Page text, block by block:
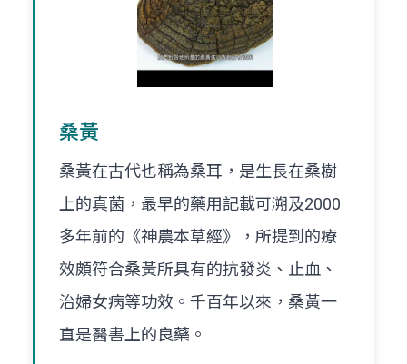
桑黃
桑黃在古代也稱為桑耳，是生長在桑樹
上的真菌，最早的藥用記載可溯及2000
多年前的《神農本草經》，所提到的療
效頗符合桑黃所具有的抗發炎、止血、
治婦女病等功效。千百年以來，桑黃一
直是醫書上的良藥。